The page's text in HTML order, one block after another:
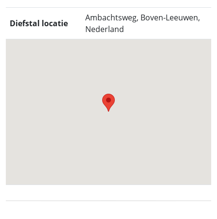
Diefstal locatie
Ambachtsweg, Boven-Leeuwen,
Nederland